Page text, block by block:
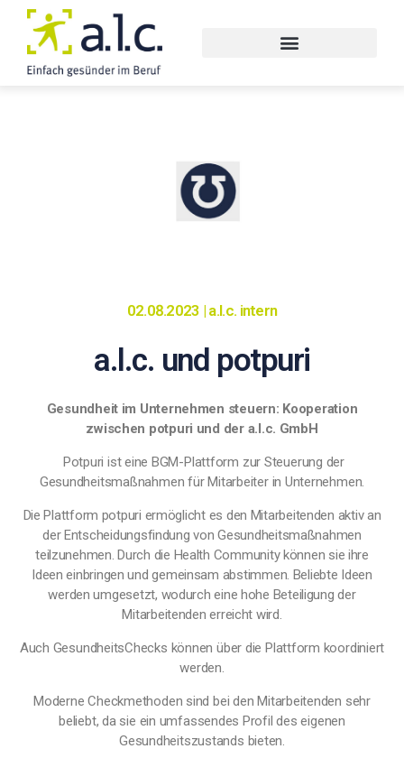
02.08.2023 | a.l.c. intern
a.l.c. und potpuri
Gesundheit im Unternehmen steuern: Kooperation
zwischen potpuri und der a.l.c. GmbH
Potpuri ist eine BGM-Plattform zur Steuerung der
Gesundheitsmaßnahmen für Mitarbeiter in Unternehmen.
Die Plattform potpuri ermöglicht es den Mitarbeitenden aktiv an
der Entscheidungsfindung von Gesundheitsmaßnahmen
teilzunehmen. Durch die Health Community können sie ihre
Ideen einbringen und gemeinsam abstimmen. Beliebte Ideen
werden umgesetzt, wodurch eine hohe Beteiligung der
Mitarbeitenden erreicht wird.
Auch GesundheitsChecks können über die Plattform koordiniert
werden.
Moderne Checkmethoden sind bei den Mitarbeitenden sehr
beliebt, da sie ein umfassendes Profil des eigenen
Gesundheitszustands bieten.